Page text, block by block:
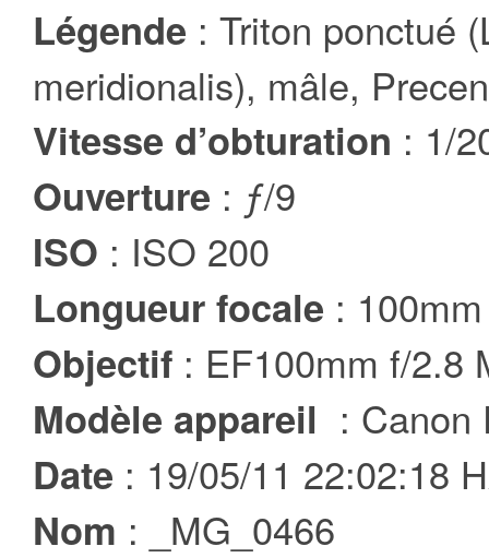
Légende : Triton ponctué
meridionalis), mâle,
Vitesse d’obturation : 1/
Ouverture : ƒ/9
ISO : ISO 200
Longueur focale : 100mm
Objectif : EF100mm f/2.8
Modèle appareil : Canon
Date : 19/05/11 22:02:18
Nom : _MG_0466